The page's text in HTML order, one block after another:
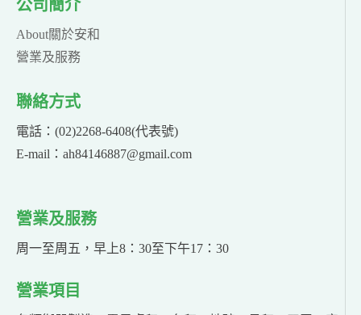
公司簡介
About關於安和
營業及服務
聯絡方式
電話：(02)2268-6408(代表號)
E-mail：ah84146887@gmail.com
營業及服務
周一至周五，早上8：30至下午17：30
營業項目